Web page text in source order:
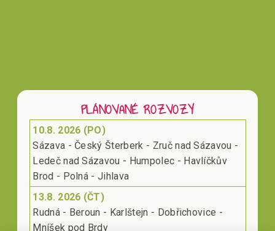
PLÁNOVANÉ ROZVOZY
10.8. 2026 (PO)
Sázava - Český Šterberk - Zruč nad Sázavou -
Ledeč nad Sázavou - Humpolec - Havlíčkův
Brod - Polná - Jihlava
13.8. 2026 (ČT)
Rudná - Beroun - Karlštejn - Dobřichovice -
Mníšek pod Brdy